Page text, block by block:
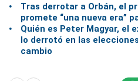
Tras derrotar a Orbán, el
promete “una nueva era”
Quién es Peter Magyar, el
lo derrotó en las
cambio